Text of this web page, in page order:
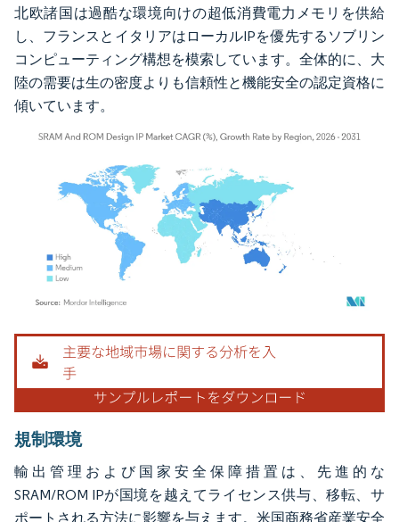
北欧諸国は過酷な環境向けの超低消費電力メモリを供給
し、フランスとイタリアはローカルIPを優先するソブリン
コンピューティング構想を模索しています。全体的に、大
陸の需要は生の密度よりも信頼性と機能安全の認定資格に
傾いています。
画像 © Mordor Intelligence。再利用にはCC BY 4.0の表示が必要です。
規制環境
輸出管理および国家安全保障措置は、先進的な
SRAM/ROM IPが国境を越えてライセンス供与、移転、サ
ポートされる方法に影響を与えます。米国商務省産業安全